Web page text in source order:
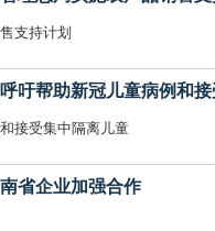
支持计划
呼吁帮助新冠儿童病例和
接受集中隔离儿童
省企业加强合作